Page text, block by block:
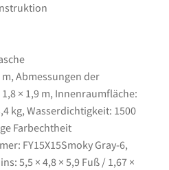
Abmessungen der
× 1,9 m, Innenraumfläche:
kg, Wasserdichtigkeit: 1500
Farbechtheit
FY15X15Smoky Gray-6,
5,5 × 4,8 × 5,9 Fuß / 1,67 ×